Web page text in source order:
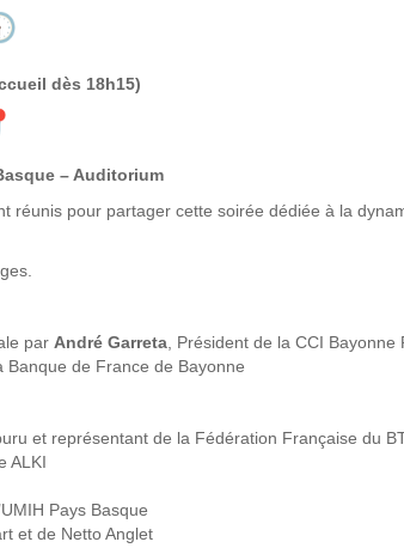
dès 18h15)
– Auditorium
réunis pour partager cette soirée dédiée à la
par André Garreta , Président de la CCI Bayonne
Banque de France de Bayonne
et représentant de la Fédération Française du
ALKI
Pays Basque
et de Netto Anglet